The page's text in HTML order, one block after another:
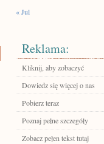
« Jul
Reklama:
Kliknij, aby zobaczyć
Dowiedz się więcej o nas
Pobierz teraz
Poznaj pełne szczegóły
Zobacz pełen tekst tutaj